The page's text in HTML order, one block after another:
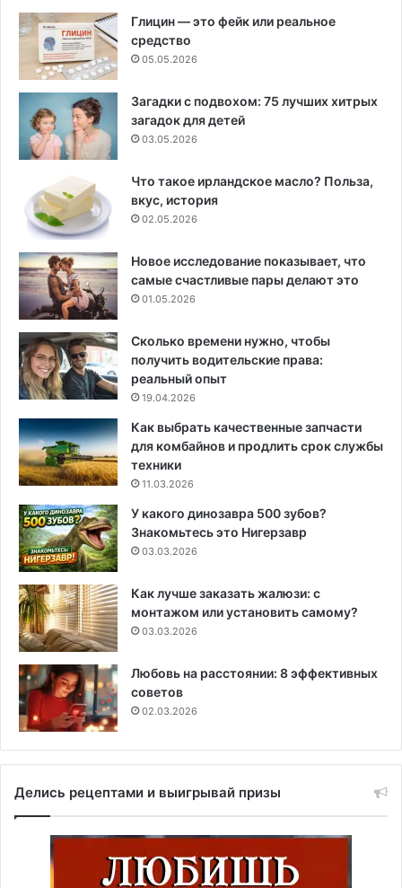
Глицин — это фейк или реальное
средство
05.05.2026
Загадки с подвохом: 75 лучших хитрых
загадок для детей
03.05.2026
Что такое ирландское масло? Польза,
вкус, история
02.05.2026
Новое исследование показывает, что
самые счастливые пары делают это
01.05.2026
Сколько времени нужно, чтобы
получить водительские права:
реальный опыт
19.04.2026
Как выбрать качественные запчасти
для комбайнов и продлить срок службы
техники
11.03.2026
У какого динозавра 500 зубов?
Знакомьтесь это Нигерзавр
03.03.2026
Как лучше заказать жалюзи: с
монтажом или установить самому?
03.03.2026
Любовь на расстоянии: 8 эффективных
советов
02.03.2026
Делись рецептами и выигрывай призы